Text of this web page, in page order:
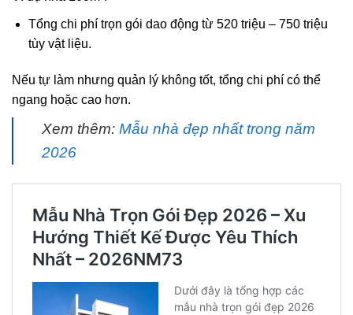
Tổng chi phí trọn gói dao động từ 520 triệu – 750 triệu
tùy vật liệu.
Nếu tự làm nhưng quản lý không tốt, tổng chi phí có thể
ngang hoặc cao hơn.
Xem thêm: Mẫu nhà đẹp nhất trong năm
2026